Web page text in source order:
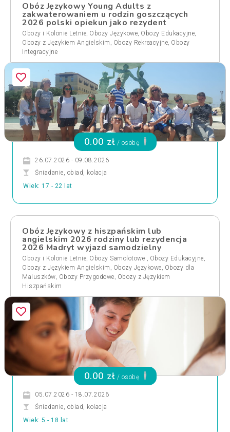
Obóz Językowy Young Adults z
zakwaterowaniem u rodzin goszczących
2026 polski opiekun jako rezydent
Obozy i Kolonie Letnie, Obozy Językowe, Obozy Edukacyjne,
Obozy z Językiem Angielskim , Obozy Rekreacyjne, Obozy
Integracyjne
0.00 zł / osobę
26.07.2026 - 09.08.2026
Śniadanie, obiad, kolacja
Wiek: 17 - 22 lat
Obóz Językowy z hiszpańskim lub
angielskim 2026 rodziny lub rezydencja
2026 Madryt wyjazd samodzielny
Obozy i Kolonie Letnie, Obozy Samolotowe , Obozy Edukacyjne,
Obozy z Językiem Angielskim , Obozy Językowe, Obozy dla
Maluszków, Obozy Przygodowe, Obozy z Językiem
Hiszpańskim
0.00 zł / osobę
05.07.2026 - 18.07.2026
Śniadanie, obiad, kolacja
Wiek: 5 - 18 lat